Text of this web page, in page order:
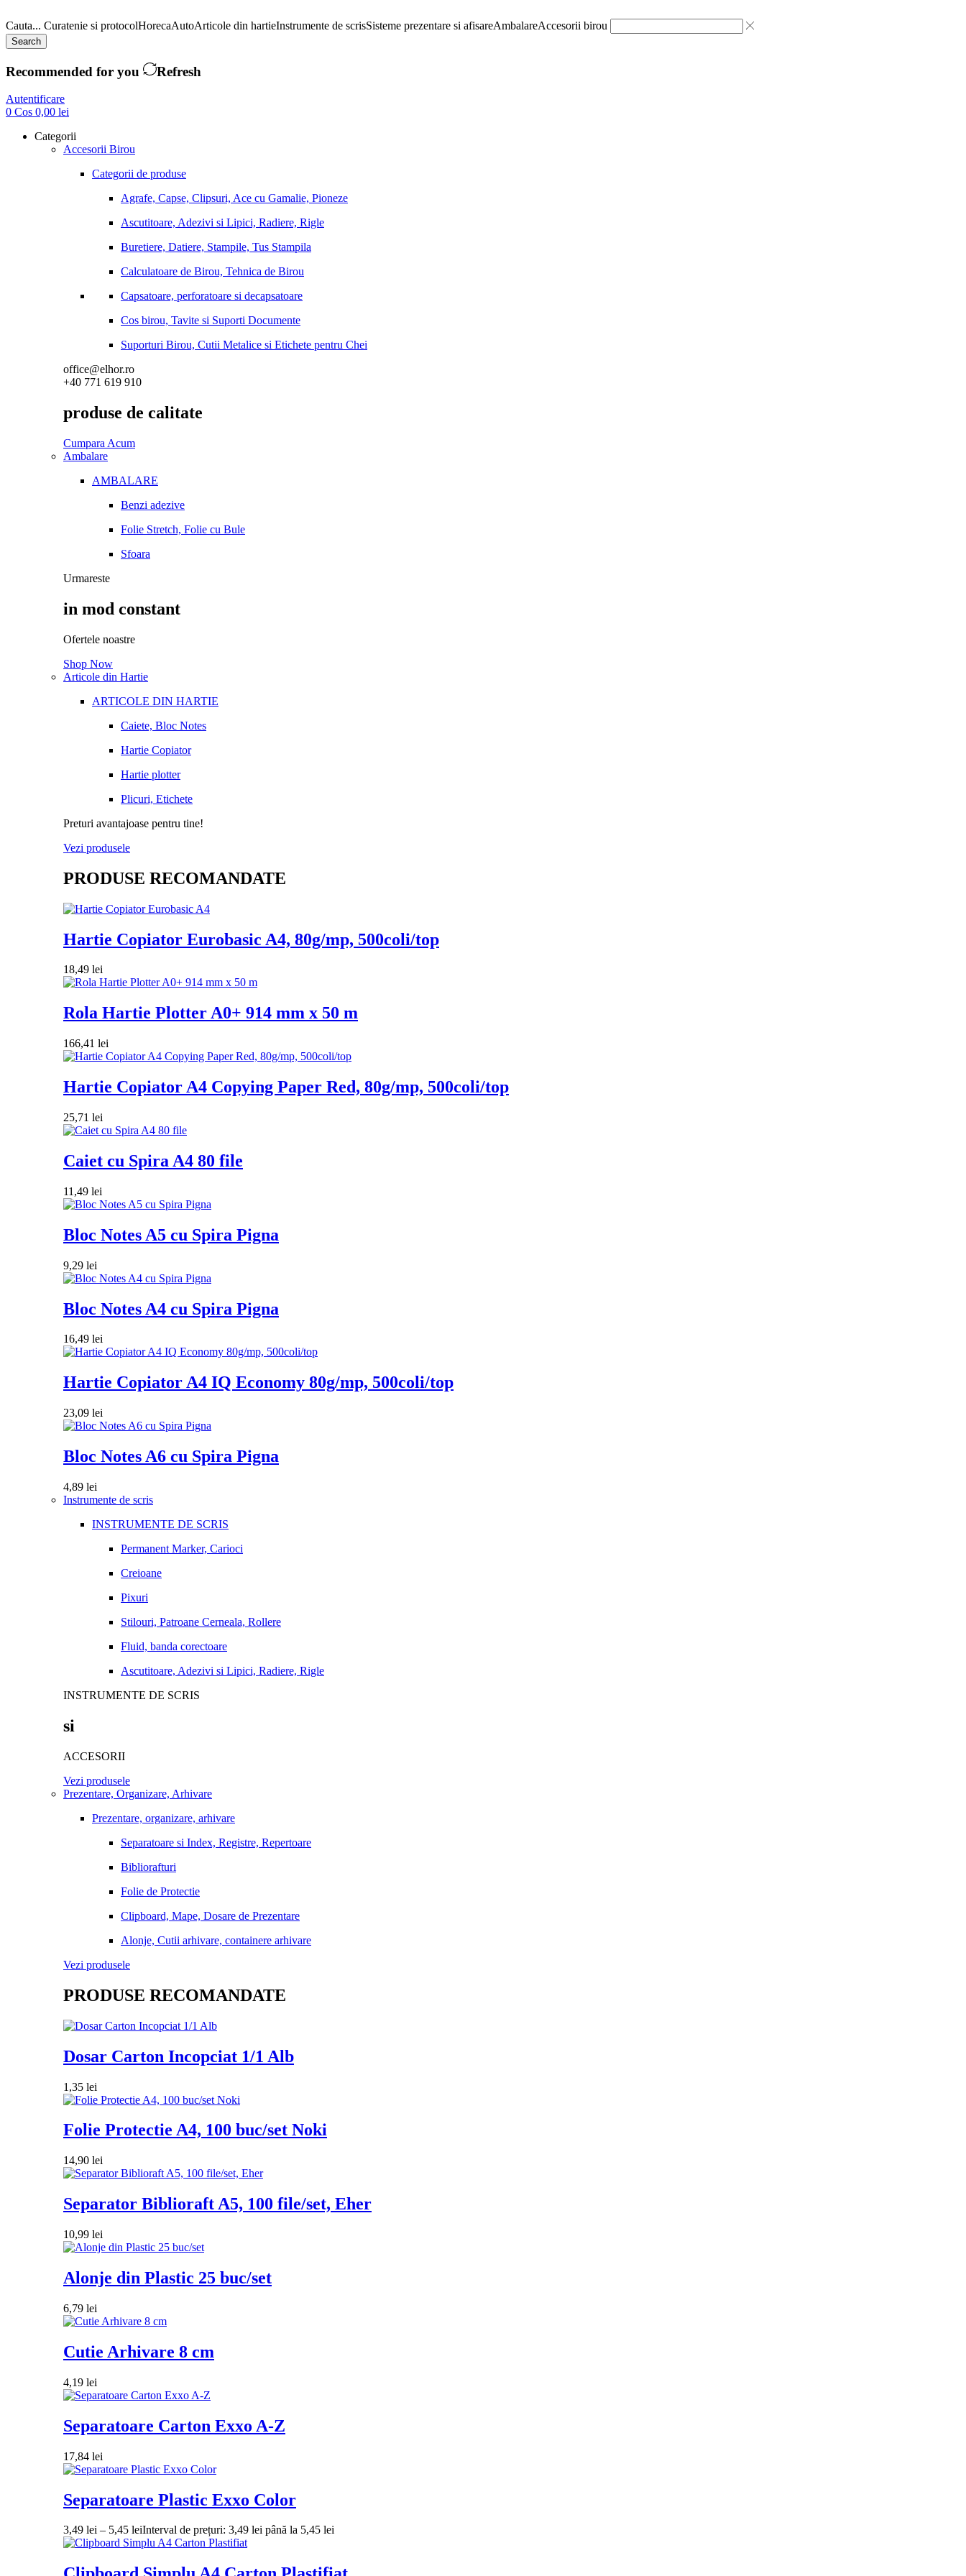
Cauta... Curatenie si protocolHorecaAutoArticole din hartieInstrumente de scrisSisteme prezentare si afisareAmbalareAccesorii birou
Search
Recommended for you Refresh
Autentificare
0 Cos 0,00 lei
Categorii
Accesorii Birou
Categorii de produse
Agrafe, Capse, Clipsuri, Ace cu Gamalie, Pioneze
Ascutitoare, Adezivi si Lipici, Radiere, Rigle
Buretiere, Datiere, Stampile, Tus Stampila
Calculatoare de Birou, Tehnica de Birou
Capsatoare, perforatoare si decapsatoare
Cos birou, Tavite si Suporti Documente
Suporturi Birou, Cutii Metalice si Etichete pentru Chei
office@elhor.ro
+40 771 619 910
produse de calitate
Cumpara Acum
Ambalare
AMBALARE
Benzi adezive
Folie Stretch, Folie cu Bule
Sfoara
Urmareste
in mod constant
Ofertele noastre
Shop Now
Articole din Hartie
ARTICOLE DIN HARTIE
Caiete, Bloc Notes
Hartie Copiator
Hartie plotter
Plicuri, Etichete
Preturi avantajoase pentru tine!
Vezi produsele
PRODUSE RECOMANDATE
Hartie Copiator Eurobasic A4, 80g/mp, 500coli/top
18,49 lei
Rola Hartie Plotter A0+ 914 mm x 50 m
166,41 lei
Hartie Copiator A4 Copying Paper Red, 80g/mp, 500coli/top
25,71 lei
Caiet cu Spira A4 80 file
11,49 lei
Bloc Notes A5 cu Spira Pigna
9,29 lei
Bloc Notes A4 cu Spira Pigna
16,49 lei
Hartie Copiator A4 IQ Economy 80g/mp, 500coli/top
23,09 lei
Bloc Notes A6 cu Spira Pigna
4,89 lei
Instrumente de scris
INSTRUMENTE DE SCRIS
Permanent Marker, Carioci
Creioane
Pixuri
Stilouri, Patroane Cerneala, Rollere
Fluid, banda corectoare
Ascutitoare, Adezivi si Lipici, Radiere, Rigle
INSTRUMENTE DE SCRIS
si
ACCESORII
Vezi produsele
Prezentare, Organizare, Arhivare
Prezentare, organizare, arhivare
Separatoare si Index, Registre, Repertoare
Bibliorafturi
Folie de Protectie
Clipboard, Mape, Dosare de Prezentare
Alonje, Cutii arhivare, containere arhivare
Vezi produsele
PRODUSE RECOMANDATE
Dosar Carton Incopciat 1/1 Alb
1,35 lei
Folie Protectie A4, 100 buc/set Noki
14,90 lei
Separator Biblioraft A5, 100 file/set, Eher
10,99 lei
Alonje din Plastic 25 buc/set
6,79 lei
Cutie Arhivare 8 cm
4,19 lei
Separatoare Carton Exxo A-Z
17,84 lei
Separatoare Plastic Exxo Color
3,49 lei – 5,45 leiInterval de prețuri: 3,49 lei până la 5,45 lei